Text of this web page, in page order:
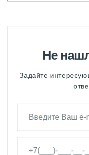
Не
Задайте